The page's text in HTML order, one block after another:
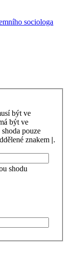
sociologa
být ve
být ve
pouze
znakem |.
shodu